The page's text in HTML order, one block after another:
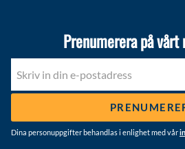
Prenumerera på
Dina personuppgifter behandlas i enlighet med vår